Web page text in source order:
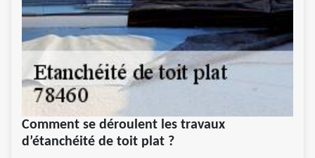
Comment se déroulent les travaux
d’étanchéité de toit plat ?